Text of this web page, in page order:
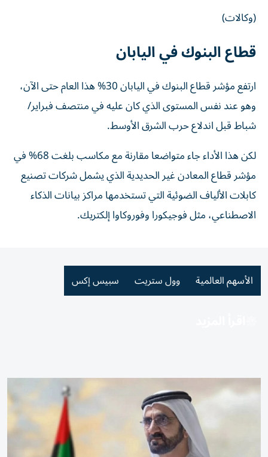
(وكالات)
قطاع البنوك في اليابان
ارتفع مؤشر قطاع البنوك ​في اليابان 30% هذا العام حتى الآن،
وهو عند نفس المستوى الذي كان عليه ‌في منتصف فبراير/
شباط قبل اندلاع حرب الشرق الأوسط.
لكن هذا الأداء جاء متواضعا مقارنة مع مكاسب بلغت 68% في
مؤشر قطاع المعادن غير الحديدية ‌الذي يشمل ‌شركات تصنيع
كابلات الألياف الضوئية التي تستخدمها مراكز بيانات الذكاء
الاصطناعي، مثل فوجيكورا وفوروكاوا إلكتريك.
الأسهم العالمية وول ستريت سبيس إكس